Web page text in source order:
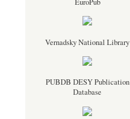
EuroPub
Vernadsky National Library
PUBDB DESY Publication
Database